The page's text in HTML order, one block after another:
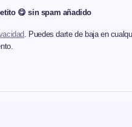
😋 sin spam añadido
. Puedes darte de baja en